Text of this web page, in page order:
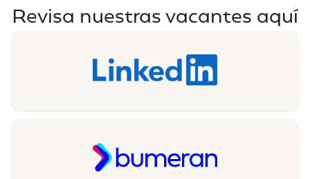
Revisa nuestras vacantes aquí